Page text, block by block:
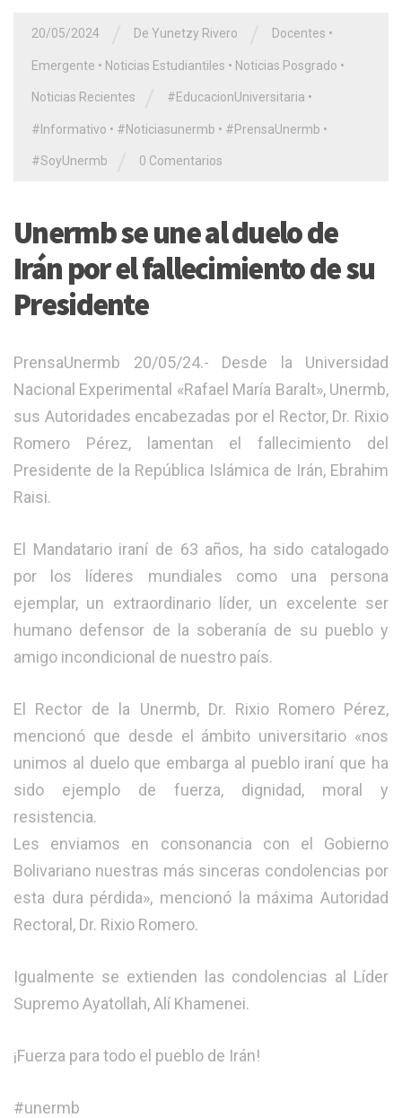
20/05/2024 De Yunetzy Rivero Docentes •
Emergente • Noticias Estudiantiles • Noticias Posgrado •
Noticias Recientes #EducacionUniversitaria •
#Informativo • #Noticiasunermb • #PrensaUnermb •
#SoyUnermb 0 Comentarios
Unermb se une al duelo de
Irán por el fallecimiento de su
Presidente
PrensaUnermb 20/05/24.- Desde la Universidad
Nacional Experimental «Rafael María Baralt», Unermb,
sus Autoridades encabezadas por el Rector, Dr. Rixio
Romero Pérez, lamentan el fallecimiento del
Presidente de la República Islámica de Irán, Ebrahim
Raisi.
El Mandatario iraní de 63 años, ha sido catalogado
por los líderes mundiales como una persona
ejemplar, un extraordinario líder, un excelente ser
humano defensor de la soberanía de su pueblo y
amigo incondicional de nuestro país.
El Rector de la Unermb, Dr. Rixio Romero Pérez,
mencionó que desde el ámbito universitario «nos
unimos al duelo que embarga al pueblo iraní que ha
sido ejemplo de fuerza, dignidad, moral y
resistencia.
Les enviamos en consonancia con el Gobierno
Bolivariano nuestras más sinceras condolencias por
esta dura pérdida», mencionó la máxima Autoridad
Rectoral, Dr. Rixio Romero.
Igualmente se extienden las condolencias al Líder
Supremo Ayatollah, Alí Khamenei.
¡Fuerza para todo el pueblo de Irán!
#unermb